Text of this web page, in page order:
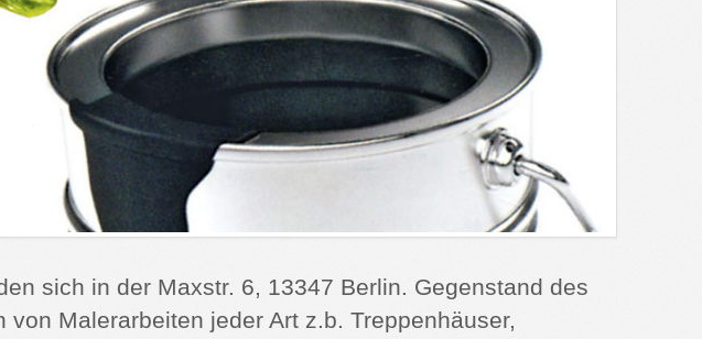
sich in der Maxstr. 6, 13347 Berlin. Gegenstand des
Malerarbeiten jeder Art z.b. Treppenhäuser,